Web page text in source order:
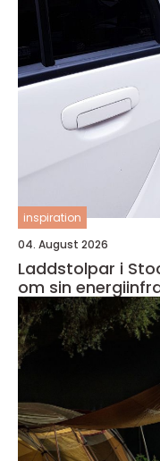
inspiration
04. August 2026
Laddstolpar i
om sin